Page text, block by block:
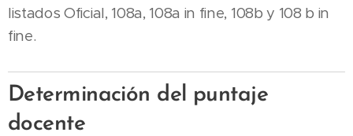
listados Oficial, 108a, 108a in fine, 108b y 108 b in
fine.
Determinación del puntaje
docente